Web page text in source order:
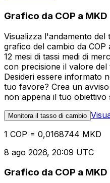
Grafico da COP a MKD
Visualizza l'andamento del
grafico del cambio da
12 mesi di tassi medi di
con precisione il valore
Desideri essere informato
tuo favore? Crea un
non appena il tuo obiettivo
Monitora il tasso di cambio
1 COP = 0,0168744 MKD
8 ago 2026, 20:09 UTC
Grafico da COP a MKD